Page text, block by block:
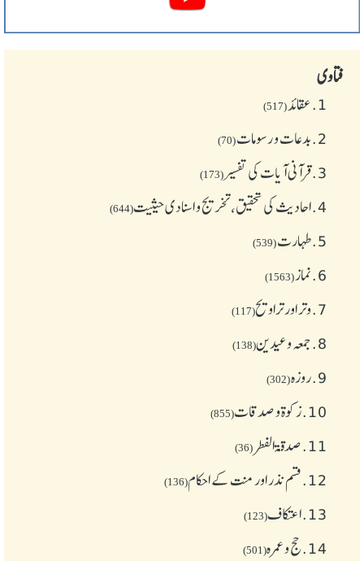
فتاوی
1. عقائد(517)
2. بدعات و رسومات(70)
3. قرآنی آیات کی تفسیر(173)
4. احادیث کی تحقیق، تخریج و اسنادی حیثیت(644)
5. طهارت(539)
6. نماز(1563)
7. وتر اور تراویح(117)
8. جمعہ وعیدین(138)
9. روزہ(302)
10. زکوة و صدقات(855)
11. صدقۃ الفطر (36)
12. قسم نذر اور منت کے احکام(136)
13. اعتکاف(123)
14. حج و عمرہ(501)